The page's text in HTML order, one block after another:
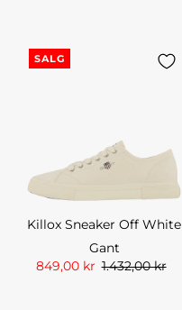
SALG
Killox Sneaker Off White
Gant
849,00 kr 1.432,00 kr